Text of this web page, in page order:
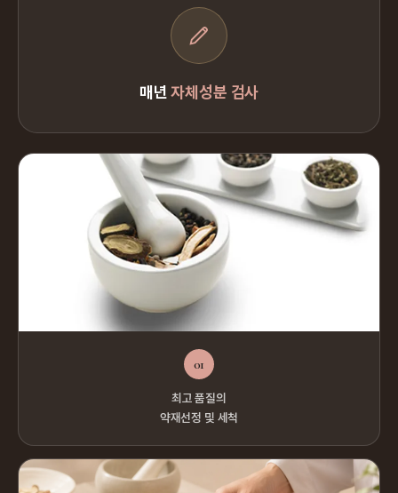
매년자체성분 검사
01
최고 품질의
약재선정 및 세척